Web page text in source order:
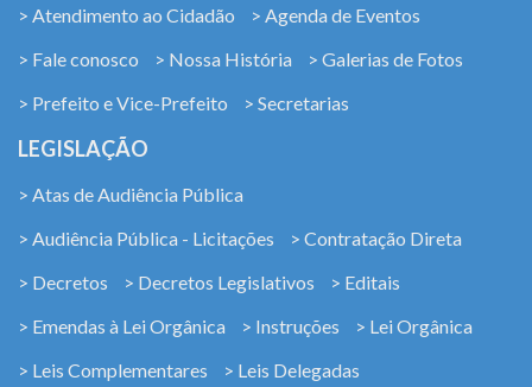
> Atendimento ao Cidadão
> Agenda de Eventos
> Fale conosco
> Nossa História
> Galerias de Fotos
> Prefeito e Vice-Prefeito
> Secretarias
LEGISLAÇÃO
> Atas de Audiência Pública
> Audiência Pública - Licitações
> Contratação Direta
> Decretos
> Decretos Legislativos
> Editais
> Emendas à Lei Orgânica
> Instruções
> Lei Orgânica
> Leis Complementares
> Leis Delegadas